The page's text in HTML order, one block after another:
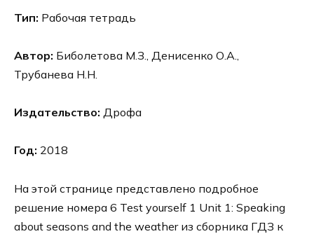
Тип: Рабочая тетрадь
Автор: Биболетова М.З., Денисенко О.А.,
Трубанева Н.Н.
Издательство: Дрофа
Год: 2018
На этой странице представлено подробное
решение номера 6 Test yourself 1 Unit 1: Speaking
about seasons and the weather из сборника ГДЗ к